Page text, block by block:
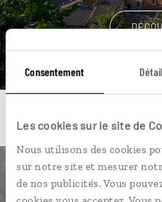
Consentement
Les cookies sur le site de
Nous utilisons des cookies
sur notre site et mesurer
de nos publicités. Vous
Une